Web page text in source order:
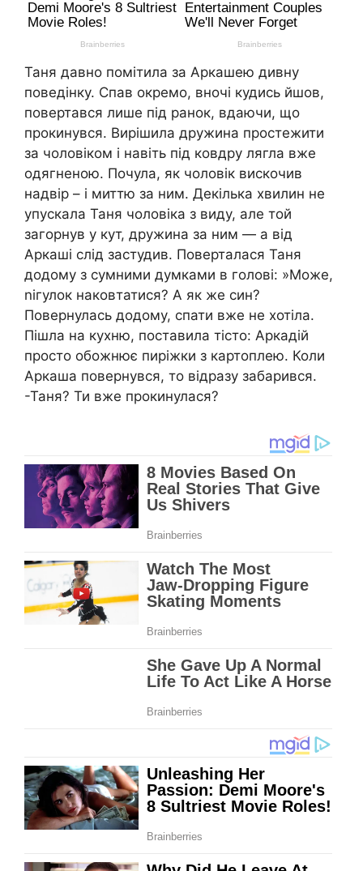
Таня давно помітила за Аркашею дивну
поведінку. Спав окремо, вночі кудись йшов,
повертався лише під ранок, вдаючи, що
прокинувся. Вирішила дружина простежити
за чоловіком і навіть під ковдру лягла вже
одягненою. Почула, як чоловік вискочив
надвір – і миттю за ним. Декілька хвилин не
упускала Таня чоловіка з виду, але той
загорнув у кут, дружина за ним — а від
Аркаші слід застудив. Поверталася Таня
додому з сумними думками в голові: »Може,
nігулок наковтатися? А як же син?
Повернулась додому, спати вже не хотіла.
Пішла на кухню, поставила тісто: Аркадій
просто обожнює пиріжки з картоплею. Коли
Аркаша повернувся, то відразу забарився.
-Таня? Ти вже прокинулася?